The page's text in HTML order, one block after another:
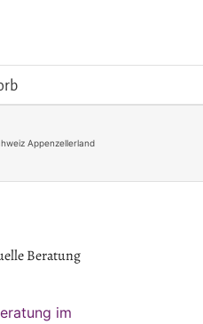
Appenzellerland
Beratung
im